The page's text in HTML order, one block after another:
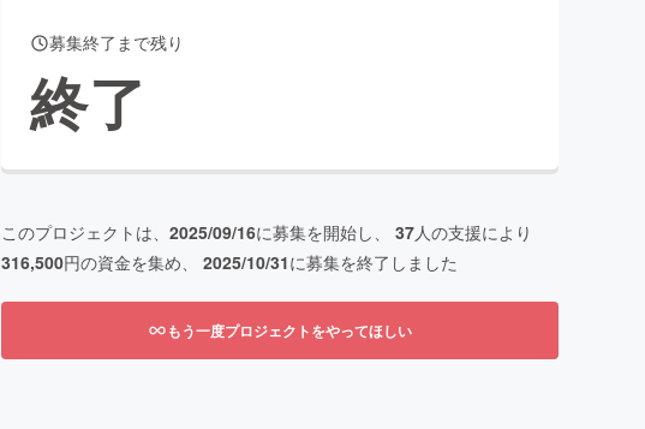
募集終了まで残り
終了
このプロジェクトは、 2025/09/16に募集を開始し、 37人の支援により
316,500円の資金を集め、 2025/10/31に募集を終了しました
もう一度プロジェクトをやってほしい